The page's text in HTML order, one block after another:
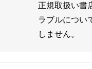
正規取扱い書
ラブルについ
しません。